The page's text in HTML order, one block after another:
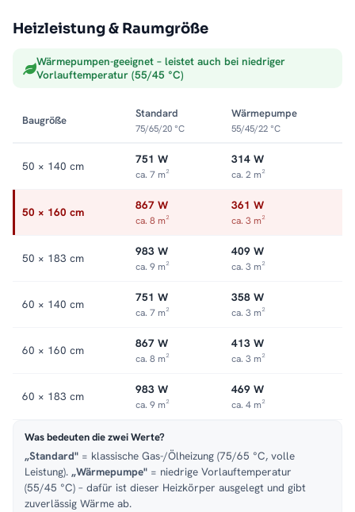
Fürkleine bis mittelgroße Bäderund Gästebäder. Größe
PREMIUM ALRONA optimal in Ihr Bad.
Komfort und Design vereint
Handtuchheizkörper
bringt der PREMIUM
ins Bad. Die wertige Optik macht ihn zugleich zu einem
dezenten Gestaltungselement an Ihrer Wand.
Passende Varianten, Zubehör & Service
PREMIUM ALRONA auch als elektrische
Variante mit Heizstab
Service: Kundenservice,Montageservice
Heizleistung & Raumgröße
Wärmepumpen-geeignet – leistet auch bei niedriger
Vorlauftemperatur (55/45 °C)
Baugröße
Standard
75/65/20 °C
Wärmepumpe
55/45/22 °C
50 × 140 cm 751 W
ca. 7 m²
314 W
ca. 2 m²
50 × 160 cm 867 W
ca. 8 m²
361 W
ca. 3 m²
50 × 183 cm 983 W
ca. 9 m²
409 W
ca. 3 m²
60 × 140 cm 751 W
ca. 7 m²
358 W
ca. 3 m²
60 × 160 cm 867 W
ca. 8 m²
413 W
ca. 3 m²
60 × 183 cm 983 W
ca. 9 m²
469 W
ca. 4 m²
Was bedeuten die zwei Werte?
„Standard" = klassische Gas-/Ölheizung (75/65 °C, volle
Leistung). „Wärmepumpe" = niedrige Vorlauftemperatur
(55/45 °C) – dafür ist dieser Heizkörper ausgelegt und gibt
zuverlässig Wärme ab.